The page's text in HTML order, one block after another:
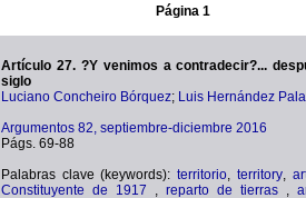
Página 1
Artículo 27. ?Y venimos a contradecir?...
siglo
Luciano Concheiro Bórquez; Luis Hernández
Argumentos 82, septiembre-diciembre 2016
Págs. 69-88
Palabras clave (keywords): territorio territory
Constituyente de 1917
reparto de tierras